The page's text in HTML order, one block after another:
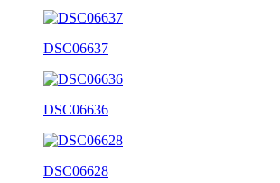
DSC06637
DSC06636
DSC06628